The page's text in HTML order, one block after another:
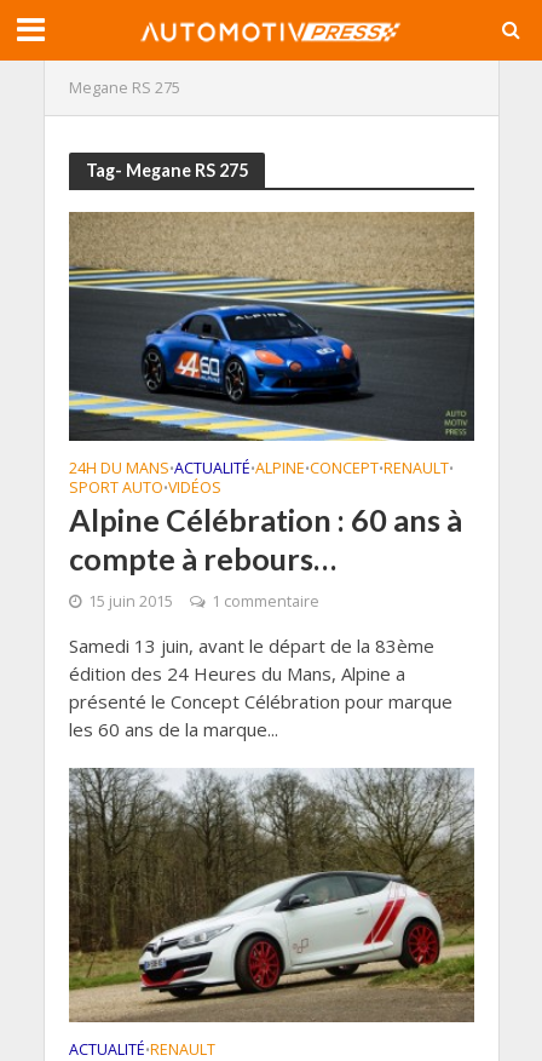
Megane RS 275
Tag- Megane RS 275
24H DU MANS•ACTUALITÉ•ALPINE•CONCEPT•RENAULT•
SPORT AUTO•VIDÉOS
Alpine Célébration : 60 ans à
compte à rebours…
15 juin 2015 1 commentaire
Samedi 13 juin, avant le départ de la 83ème
édition des 24 Heures du Mans, Alpine a
présenté le Concept Célébration pour marque
les 60 ans de la marque...
ACTUALITÉ•RENAULT